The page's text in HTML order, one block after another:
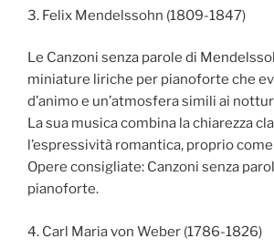
3. Felix Mendelssohn (1809-1847)
Le Canzoni senza parole di
miniature liriche per pianoforte che
d’animo e un’atmosfera simili ai
La sua musica combina la chiarezza
l’espressività romantica, proprio
Opere consigliate: Canzoni senza
pianoforte.
4. Carl Maria von Weber (1786-1826)